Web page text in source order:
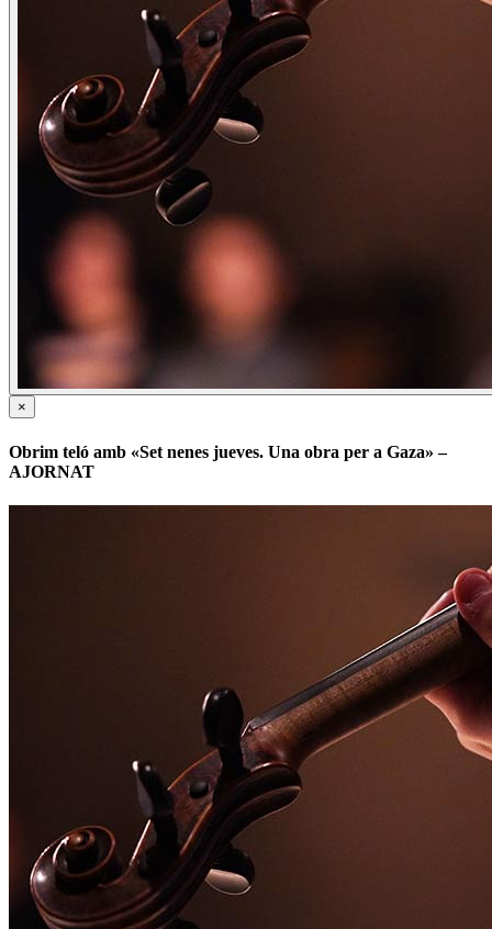
×
Obrim teló amb «Set nenes jueves. Una obra per a Gaza» –
AJORNAT